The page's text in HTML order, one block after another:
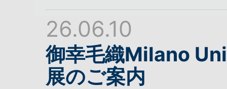
26.06.10
御幸毛織Milano
展のご案内